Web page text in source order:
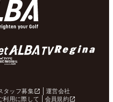
タッフ募集
運営会社
利用に際して 会員規約